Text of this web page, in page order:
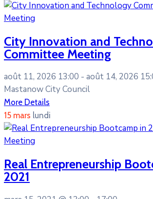
Meeting
City Innovation and
Committee Meeting
août 11, 2026 13:00 - août 14, 2026
Mastanow City Council
More Details
15 mars lundi
Meeting
Real Entrepreneurship
2021